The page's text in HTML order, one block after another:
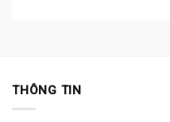
THÔNG TIN